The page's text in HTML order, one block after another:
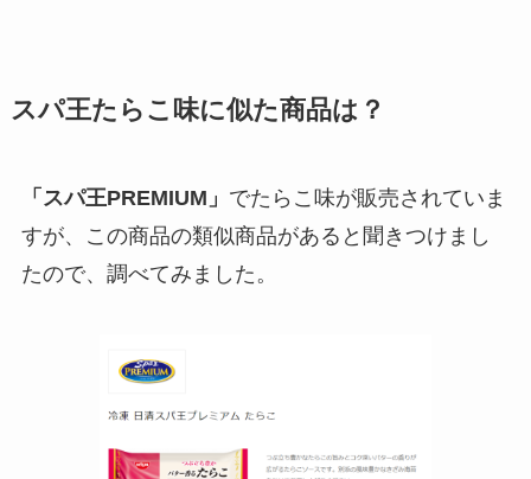
スパ王たらこ味に似た商品は？
「スパ王PREMIUM」 でたらこ味が販売されていま
すが、この商品の類似商品があると聞きつけまし
たので、調べてみました。